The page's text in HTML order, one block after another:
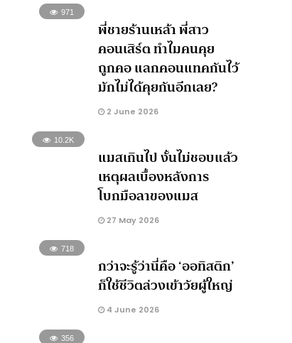
971
พี่ชายร้านเหล้า พี่สาว
คอนเสิร์ต ทำไมคนคุย
ถูกคอ แลกคอนแทคกันไว้
มักไม่ได้คุยกันอีกเลย?
2 June 2026
10.2K
แมสเกินไป งั้นไม่ชอบแล้ว
เหตุผลเบื้องหลังการ
โบกมือลาของแมส
27 May 2026
718
กว่าจะรู้ว่านี่คือ ‘ออทิสติก’
ก็ใช้ชีวิตล่วงเข้าวัยผู้ใหญ่
4 June 2026
356